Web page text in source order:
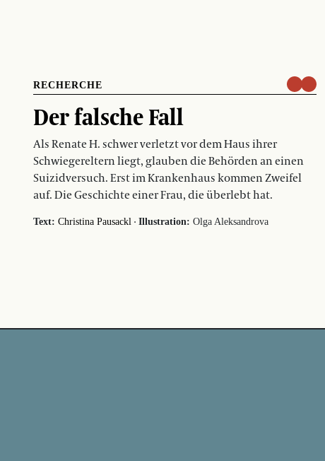
RECHERCHE
Der falsche Fall
Als Renate H. schwer verletzt vor dem Haus ihrer
Schwiegereltern liegt, glauben die Behörden an einen
Suizidversuch. Erst im Krankenhaus kommen Zweifel
auf. Die Geschichte einer Frau, die überlebt hat.
Text: Christina Pausackl · Illustration: Olga Aleksandrova